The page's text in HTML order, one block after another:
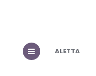
ALETTA